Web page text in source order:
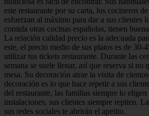
este restaurante por su carta, los cocineros
esfuerzan al máximo para dar a sus clientes
comida otras cocinas españolas, tienen
La relación calidad precio es la adecuada
este, el precio medio de sus platos es de 30-
utilizar tus tickets restaurante. Durante las
semana se suele llenar, así que reserva si no
mesa. Su decoración atrae la visita de
decoración es lo que hace repetir a sus
del restaurante, las familias siempre lo
instalaciones, sus clientes siempre repiten.
sus redes sociales te abrirán el apetito.